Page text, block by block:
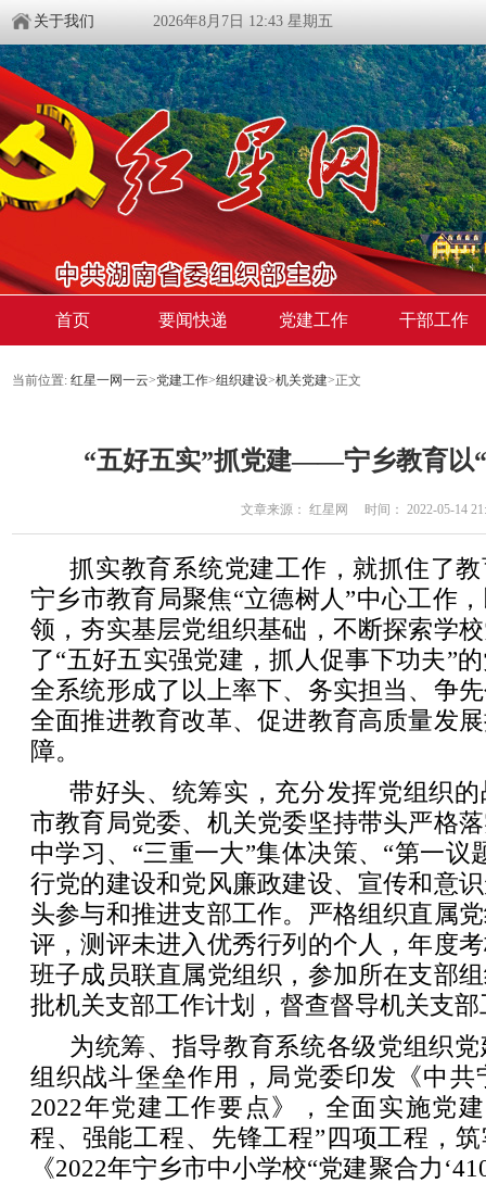
关于我们 2026年8月7日 12:43 星期五
首页 要闻快递 党建工作 干部工作
当前位置: 红星一网一云>党建工作>组织建设>机关党建>正文
“五好五实”抓党建——宁乡教育以
文章来源： 红星网 时间： 2022-05-14
抓实教育系统党建工作，就抓住了
宁乡市教育局聚焦“立德树人”中心工作
领，夯实基层党组织基础，不断探索学
了“五好五实强党建，抓人促事下功夫”
全系统形成了以上率下、务实担当、争
全面推进教育改革、促进教育高质量发
障。
带好头、统筹实，充分发挥党组织
市教育局党委、机关党委坚持带头严格
中学习、“三重一大”集体决策、“第一议
行党的建设和党风廉政建设、宣传和意
头参与和推进支部工作。严格组织直属
评，测评未进入优秀行列的个人，年度
班子成员联直属党组织，参加所在支部
批机关支部工作计划，督查督导机关支
为统筹、指导教育系统各级党组织
组织战斗堡垒作用，局党委印发《中共
2022年党建工作要点》，全面实施党
程、强能工程、先锋工程”四项工程，
《2022年宁乡市中小学校“党建聚合力